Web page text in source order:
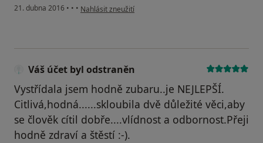
21. dubna 2016 • • • podle názoru uživatele Váš účet byl odstraněn
Nahlásit zneužití
Váš účet byl odstraněn
Vystřídala jsem hodně zubaru..je NEJLEPŠÍ.
Citlivá,hodná......skloubila dvě důležité věci,aby
se člověk cítil dobře....vlídnost a odbornost.Přeji
hodně zdraví a štěstí :-).